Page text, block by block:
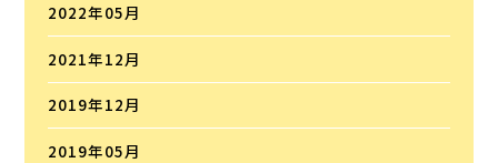
2022年05月
2021年12月
2019年12月
2019年05月